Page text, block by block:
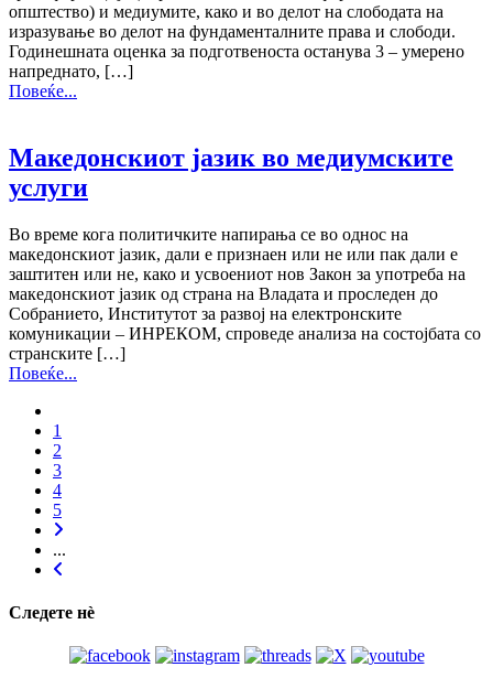
општество) и медиумите, како и во делот на слободата на
изразување во делот на фундаменталните права и слободи.
Годинешната оценка за подготвеноста останува 3 – умерено
напреднато, […]
Повеќе...
Македонскиот јазик во медиумските
услуги
Во време кога политичките напирања се во однос на
македонскиот јазик, дали е признаен или не или пак дали е
заштитен или не, како и усвоениот нов Закон за употреба на
македонскиот јазик од страна на Владата и проследен до
Собранието, Институтот за развој на електронските
комуникации – ИНРЕКОМ, спроведе анализа на состојбата со
странските […]
Повеќе...
1
2
3
4
5
...
Следете нѐ